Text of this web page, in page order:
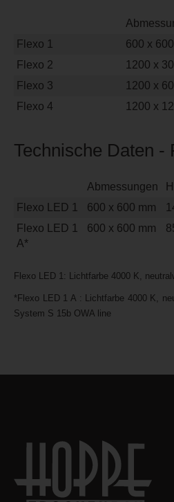
Flexo 1
600 x
Flexo 2
1200 x
Flexo 3
1200 x
Flexo 4
1200 x
Technische Daten -
Abmessungen
Flexo LED 1
600 x 600 mm
Flexo LED 1
A*
600 x 600 mm
Flexo LED 1: Lichtfarbe 4000 K,
*Flexo LED 1 A : Lichtfarbe 4000 K,
System S 15b OWA line